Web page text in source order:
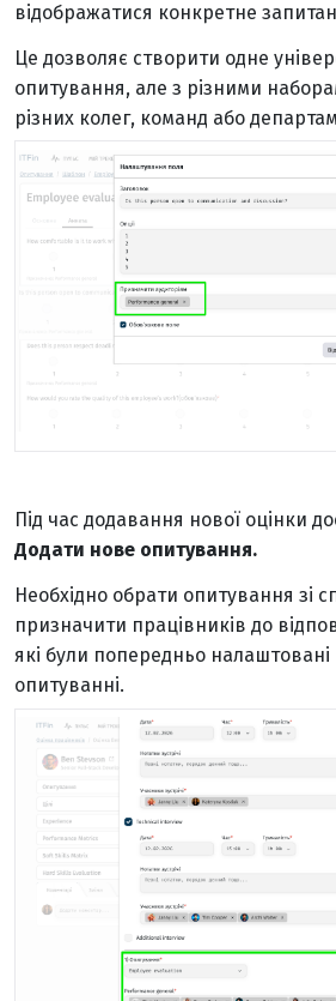
відображатися конкретне
Це дозволяє створити одне
опитування, але з різними
різних колег, команд або
Під час додавання нової оцінки
Додати нове опитування.
Необхідно обрати опитування зі
призначити працівників до
які були попередньо
опитуванні.